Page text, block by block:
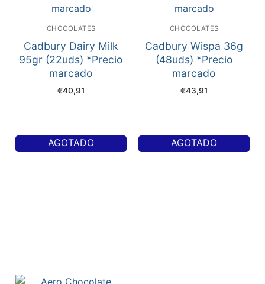
CHOCOLATES
Cadbury Dairy Milk
95gr (22uds) *Precio
marcado
€40,91
AGOTADO
CHOCOLATES
Cadbury Wispa 36g
(48uds) *Precio
marcado
€43,91
AGOTADO